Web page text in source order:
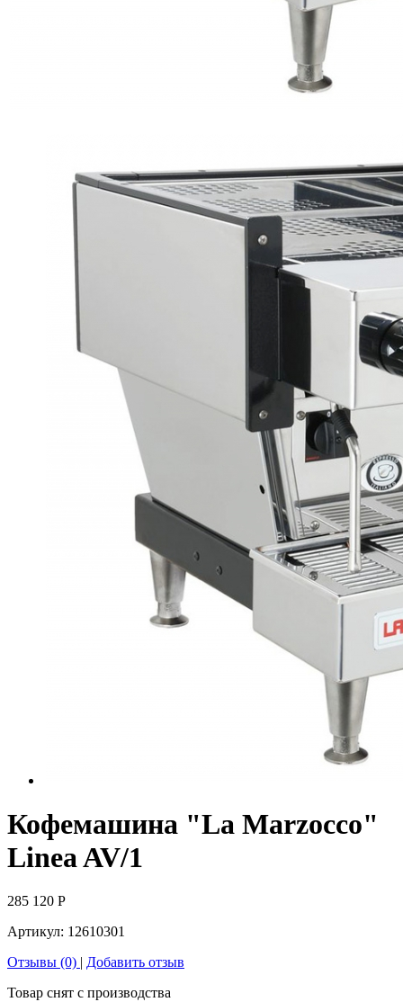
Кофемашина "La Marzocco"
Linea AV/1
285 120 Р
Артикул: 12610301
Отзывы (0) | Добавить отзыв
Товар снят с производства